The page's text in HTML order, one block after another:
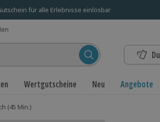
für alle Erlebnisse einlösbar
Wertgutscheine Neu Angebote
(45 Min.)